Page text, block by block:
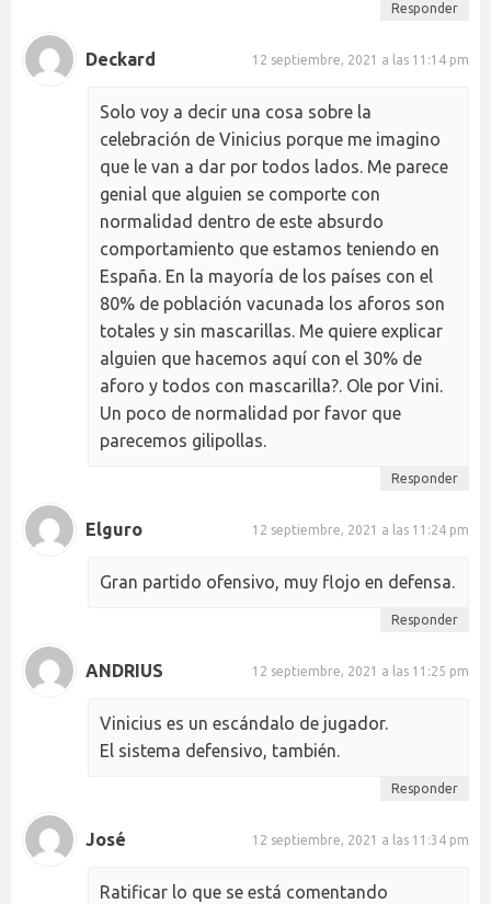
Responder
Deckard 12 septiembre, 2021 a las 11:14 pm
Solo voy a decir una cosa sobre la
celebración de Vinicius porque me imagino
que le van a dar por todos lados. Me parece
genial que alguien se comporte con
normalidad dentro de este absurdo
comportamiento que estamos teniendo en
España. En la mayoría de los países con el
80% de población vacunada los aforos son
totales y sin mascarillas. Me quiere explicar
alguien que hacemos aquí con el 30% de
aforo y todos con mascarilla?. Ole por Vini.
Un poco de normalidad por favor que
parecemos gilipollas.
Responder
Elguro 12 septiembre, 2021 a las 11:24 pm
Gran partido ofensivo, muy flojo en defensa.
Responder
ANDRIUS 12 septiembre, 2021 a las 11:25 pm
Vinicius es un escándalo de jugador.
El sistema defensivo, también.
Responder
José 12 septiembre, 2021 a las 11:34 pm
Ratificar lo que se está comentando